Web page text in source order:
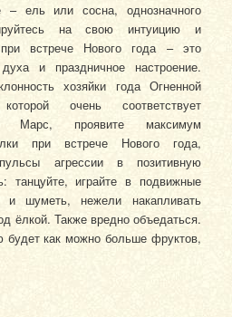
ель или сосна, однозначного
на свою интуицию и
встрече Нового года – это
и праздничное настроение.
хозяйки года Огненной
очень соответствует
Марс, проявите максимум
при встрече Нового года,
агрессии в позитивную
танцуйте, играйте в подвижные
и шуметь, нежели накапливать
ёлкой. Также вредно объедаться.
будет как можно больше фруктов,